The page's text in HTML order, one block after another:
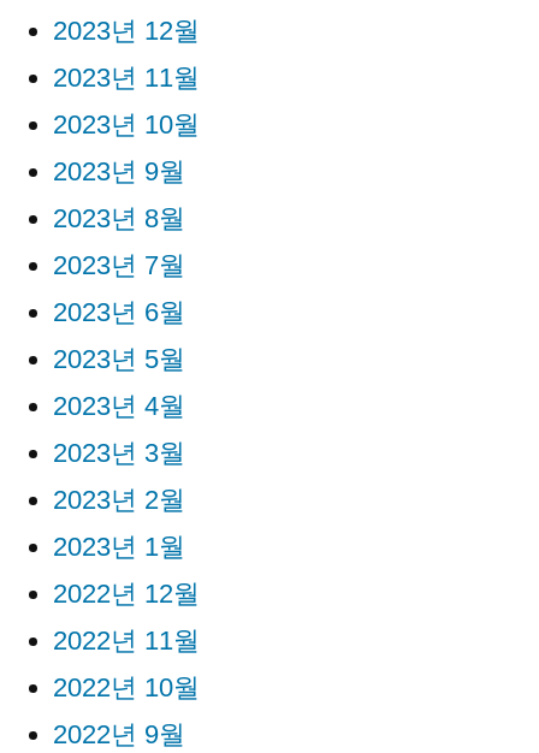
2023년 12월
2023년 11월
2023년 10월
2023년 9월
2023년 8월
2023년 7월
2023년 6월
2023년 5월
2023년 4월
2023년 3월
2023년 2월
2023년 1월
2022년 12월
2022년 11월
2022년 10월
2022년 9월